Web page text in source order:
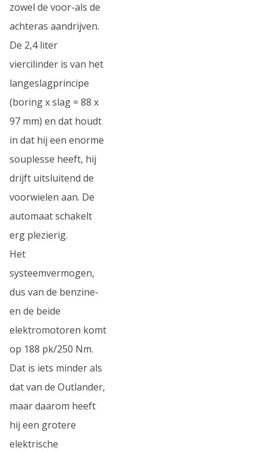
zowel de voor-als de
achteras aandrijven.
De 2,4 liter
viercilinder is van het
langeslagprincipe
(boring x slag = 88 x
97 mm) en dat houdt
in dat hij een enorme
souplesse heeft, hij
drijft uitsluitend de
voorwielen aan. De
automaat schakelt
erg plezierig.
Het
systeemvermogen,
dus van de benzine-
en de beide
elektromotoren komt
op 188 pk/250 Nm.
Dat is iets minder als
dat van de Outlander,
maar daarom heeft
hij een grotere
elektrische